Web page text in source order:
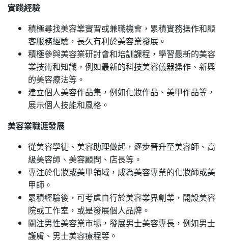
實踐經驗
積極尋找美容業實習或兼職機會，累積實務操作和顧
客服務經驗，長久有利於美容業發展。
積極參與美容業研討會和培訓課程，學習最新的美容
業技術和知識，例如最新的科技美容儀器操作、新興
的美容療法等。
建立個人美容作品集，例如化妝作品、美甲作品等，
展示個人技能和風格。
美容業職涯發展
從美容學徒、美容助理做起，逐步晉升至美容師、高
級美容師、美容顧問、店長等。
專注於化妝或美甲領域，成為美容專業的化妝師或美
甲師。
累積經驗後，可考慮自行於美容業界創業，開設美容
院或工作室，或是發展個人品牌。
關注男性美容業市場，發展男士美容專長，例如男士
護膚、男士美容療程等。